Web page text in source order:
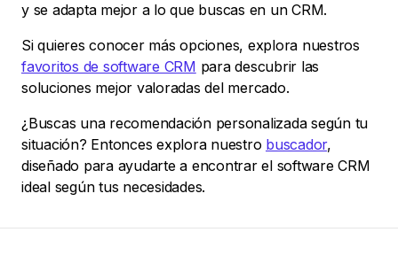
y se adapta mejor a lo que buscas en un CRM.
Si quieres conocer más opciones, explora nuestros
favoritos de software CRM para descubrir las
soluciones mejor valoradas del mercado.
¿Buscas una recomendación personalizada según tu
situación? Entonces explora nuestro buscador,
diseñado para ayudarte a encontrar el software CRM
ideal según tus necesidades.